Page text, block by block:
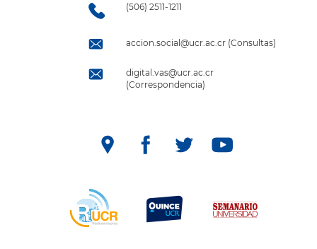
(506) 2511-1211
accion.social@ucr.ac.cr (Consultas)
digital.vas@ucr.ac.cr
(Correspondencia)